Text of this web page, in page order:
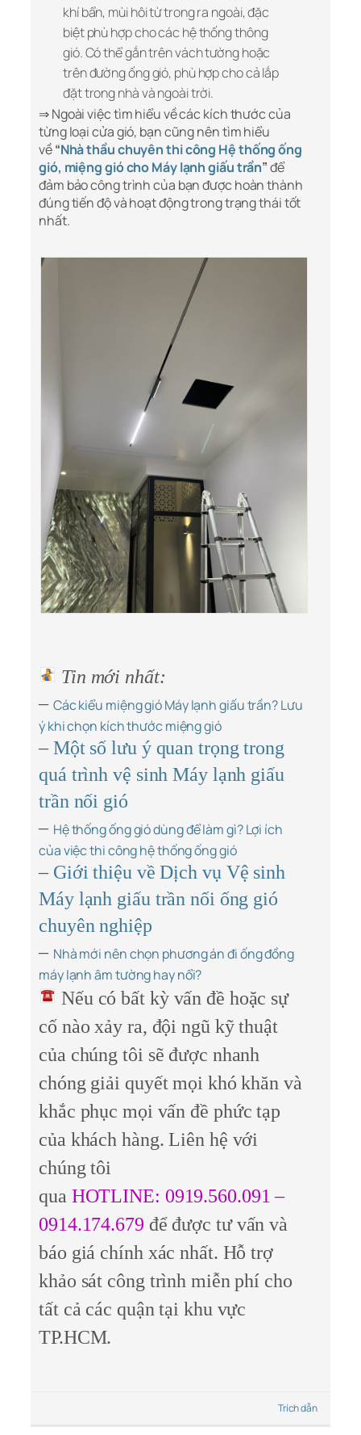
khí bẩn, mùi hôi từ trong ra ngoài, đặc
biệt phù hợp cho các hệ thống thông
gió. Có thể gắn trên vách tường hoặc
trên đường ống gió, phù hợp cho cả lắp
đặt trong nhà và ngoài trời.
⇒ Ngoài việc tìm hiểu về các kích thước của
từng loại cửa gió, bạn cũng nên tìm hiểu
về“Nhà thầu chuyên thi công Hệ thống ống
gió, miệng gió cho Máy lạnh giấu trần”để
đảm bảo công trình của bạn được hoàn thành
đúng tiến độ và hoạt động trong trạng thái tốt
nhất.
Tin mới nhất:
– Các kiểu miệng gió Máy lạnh giấu trần? Lưu
ý khi chọn kích thước miệng gió
–Một số lưu ý quan trọng trong
quá trình vệ sinh Máy lạnh giấu
trần nối gió
– Hệ thống ống gió dùng để làm gì? Lợi ích
của việc thi công hệ thống ống gió
– Giới thiệu về Dịch vụ Vệ sinh
Máy lạnh giấu trần nối ống gió
chuyên nghiệp
– Nhà mới nên chọn phương án đi ống đồng
máy lạnh âm tường hay nổi?
Nếu có bất kỳ vấn đề hoặc sự
cố nào xảy ra, đội ngũ kỹ thuật
của chúng tôi sẽ được nhanh
chóng giải quyết mọi khó khăn và
khắc phục mọi vấn đề phức tạp
của khách hàng. Liên hệ với
chúng tôi
qua HOTLINE: 0919.560.091 –
0914.174.679 để được tư vấn và
báo giá chính xác nhất. Hỗ trợ
khảo sát công trình miễn phí cho
tất cả các quận tại khu vực
TP.HCM.
Trích dẫn